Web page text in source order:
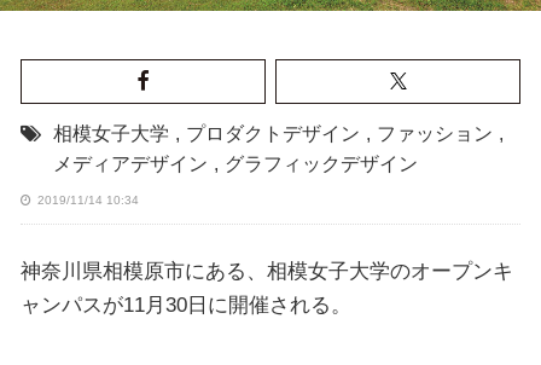
相模女子大学 , プロダクトデザイン , ファッション ,
メディアデザイン , グラフィックデザイン
2019/11/14 10:34
神奈川県相模原市にある、相模女子大学のオープンキ
ャンパスが11月30日に開催される。